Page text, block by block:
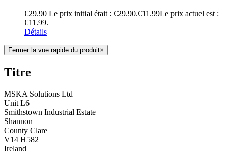
€29.90 Le prix initial était : €29.90.€11.99Le prix actuel est :
€11.99.
Détails
Fermer la vue rapide du produit×
Titre
MSKA Solutions Ltd
Unit L6
Smithstown Industrial Estate
Shannon
County Clare
V14 H582
Ireland